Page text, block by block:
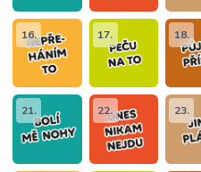
16. 17. 18.
21. 22. 23.